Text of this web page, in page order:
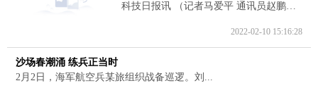
科技日报讯 （记者马爱平 通讯员赵鹏跃...
2022-02-10 15:16:28
沙场春潮涌 练兵正当时
2月2日，海军航空兵某旅组织战备巡逻。刘...